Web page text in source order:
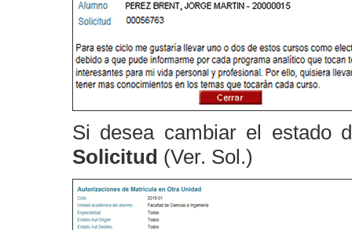
Si desea cambiar el
Solicitud (Ver. Sol.)